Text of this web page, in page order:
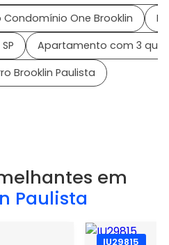
One Brooklin
Apartamento com 3
Brooklin Paulista
em
Paulista
IU29815